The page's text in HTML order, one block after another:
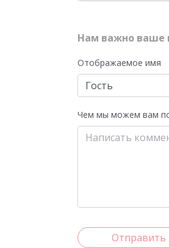
Нам важно ваше
Отображаемое имя
Чем мы можем вам
Отправить